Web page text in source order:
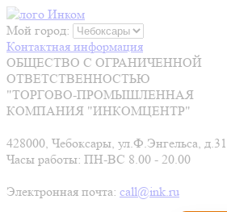
Мой город:
Контактная информация
ОБЩЕСТВО С ОГРАНИЧЕННОЙ
ОТВЕТСТВЕННОСТЬЮ
"ТОРГОВО-ПРОМЫШЛЕННАЯ
КОМПАНИЯ "ИНКОМЦЕНТР"
428000, Чебоксары, ул.Ф.Энгельса, д.31
Часы работы: ПН-ВС 8.00 - 20.00
Электронная почта: call@ink.ru